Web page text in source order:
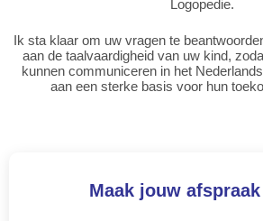
Logopedie.
Ik sta klaar om uw vragen te
aan de taalvaardigheid van uw kind,
kunnen communiceren in het
aan een sterke basis voor hun
Maak jouw